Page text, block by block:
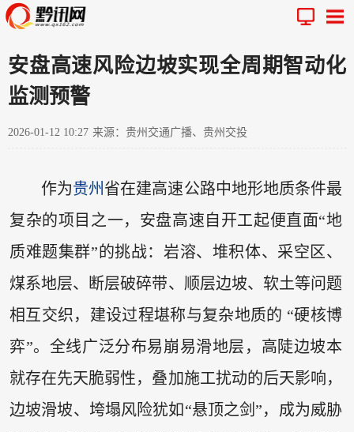
安盘高速风险边坡实现全周期智动化
监测预警
2026-01-12 10:27 来源：贵州交通广播、贵州交投
作为贵州 省在建高速公路中地形地质条件最
复杂的项目之一，安盘高速自开工起便直面“地
质难题集群”的挑战：岩溶、堆积体、采空区、
煤系地层、断层破碎带、顺层边坡、软土等问题
相互交织，建设过程堪称与复杂地质的 “硬核博
弈”。全线广泛分布易崩易滑地层，高陡边坡本
就存在先天脆弱性，叠加施工扰动的后天影响，
边坡滑坡、垮塌风险犹如“悬顶之剑”，成为威胁